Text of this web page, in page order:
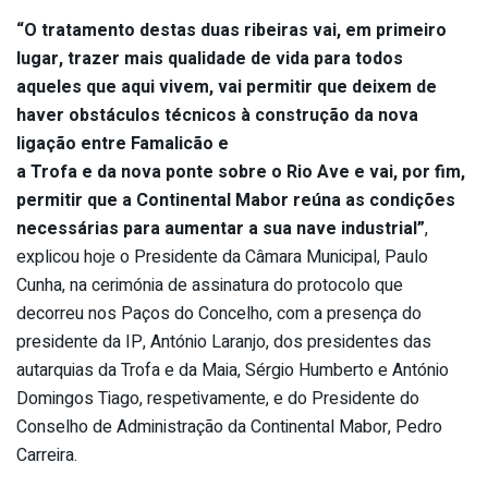
“O tratamento destas duas ribeiras vai, em primeiro
lugar, trazer mais qualidade de vida para todos
aqueles que aqui vivem, vai permitir que deixem de
haver obstáculos técnicos à construção da nova
ligação entre Famalicão e
a Trofa e da nova ponte sobre o Rio Ave e vai, por fim,
permitir que a Continental Mabor reúna as condições
necessárias para aumentar a sua nave industrial”,
explicou hoje o Presidente da Câmara Municipal, Paulo
Cunha, na cerimónia de assinatura do protocolo que
decorreu nos Paços do Concelho, com a presença do
presidente da IP, António Laranjo, dos presidentes das
autarquias da Trofa e da Maia, Sérgio Humberto e António
Domingos Tiago, respetivamente, e do Presidente do
Conselho de Administração da Continental Mabor, Pedro
Carreira.